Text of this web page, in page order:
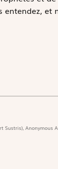
et
Sustris),